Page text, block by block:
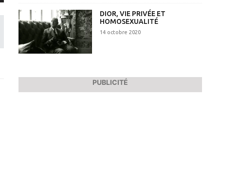
DIOR, VIE PRIVÉE ET
HOMOSEXUALITÉ
14 octobre 2020
PUBLICITÉ